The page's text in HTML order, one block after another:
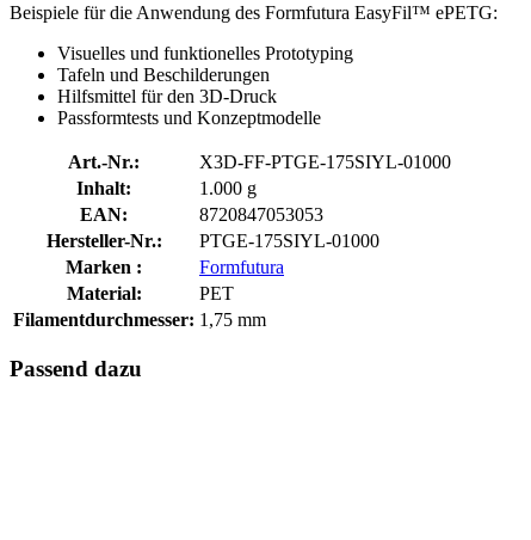
Beispiele für die Anwendung des Formfutura EasyFil™ ePETG:
Visuelles und funktionelles Prototyping
Tafeln und Beschilderungen
Hilfsmittel für den 3D-Druck
Passformtests und Konzeptmodelle
Art.-Nr.:
X3D-FF-PTGE-175SIYL-01000
Inhalt:
1.000 g
EAN:
8720847053053
Hersteller-Nr.:
PTGE-175SIYL-01000
Marken :
Formfutura
Material:
PET
Filamentdurchmesser: 1,75 mm
Passend dazu